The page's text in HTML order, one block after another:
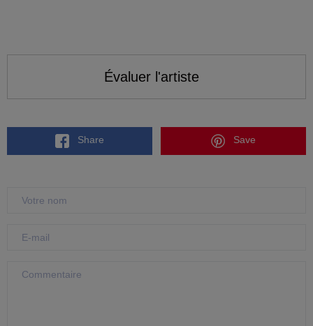
Évaluer l'artiste
Share Save